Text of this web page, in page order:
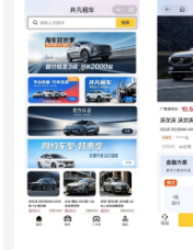
PHP开发的卡密分发系统源
平台源码卡密系统/附后台管